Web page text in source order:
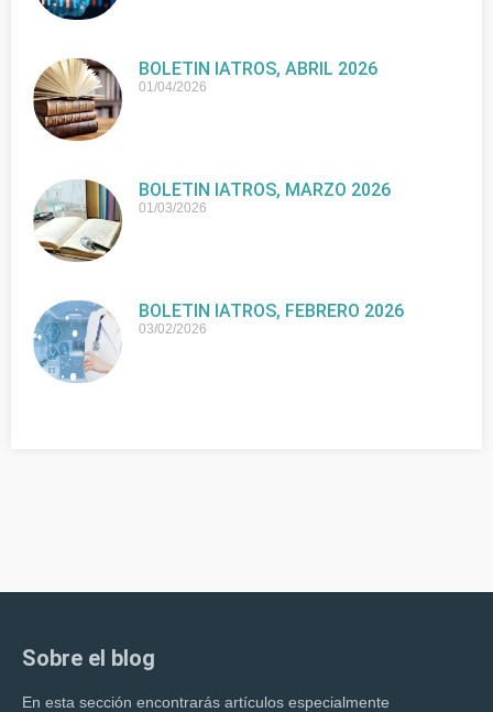
BOLETIN IATROS, ABRIL 2026
01/04/2026
BOLETIN IATROS, MARZO 2026
01/03/2026
BOLETIN IATROS, FEBRERO 2026
03/02/2026
Sobre el blog
En esta sección encontrarás artículos especialmente